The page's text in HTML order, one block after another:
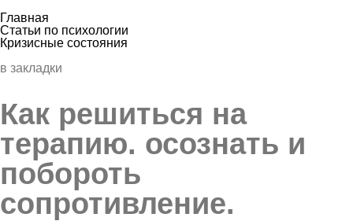
Главная
Статьи по психологии
Кризисные состояния
в закладки
Как решиться на
терапию. осознать и
побороть
сопротивление.